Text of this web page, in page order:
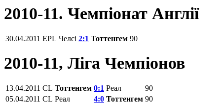
2010-11. Чемпіонат Англії
30.04.2011 EPL Челсі 2:1 Тоттенгем 90
2010-11, Ліга Чемпіонов
13.04.2011 CL Тоттенгем 0:1 Реал
90
05.04.2011 CL Реал 4:0 Тоттенгем 90